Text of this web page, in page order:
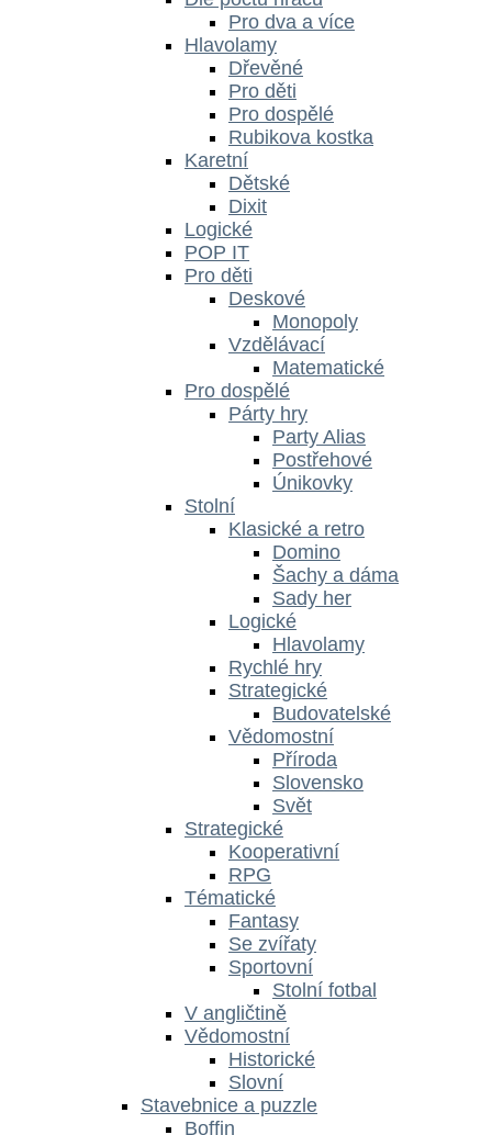
Pro dva a více
Hlavolamy
Dřevěné
Pro děti
Pro dospělé
Rubikova kostka
Karetní
Dětské
Dixit
Logické
POP IT
Pro děti
Deskové
Monopoly
Vzdělávací
Matematické
Pro dospělé
Párty hry
Party Alias
Postřehové
Únikovky
Stolní
Klasické a retro
Domino
Šachy a dáma
Sady her
Logické
Hlavolamy
Rychlé hry
Strategické
Budovatelské
Vědomostní
Příroda
Slovensko
Svět
Strategické
Kooperativní
RPG
Tématické
Fantasy
Se zvířaty
Sportovní
Stolní fotbal
V angličtině
Vědomostní
Historické
Slovní
Stavebnice a puzzle
Boffin